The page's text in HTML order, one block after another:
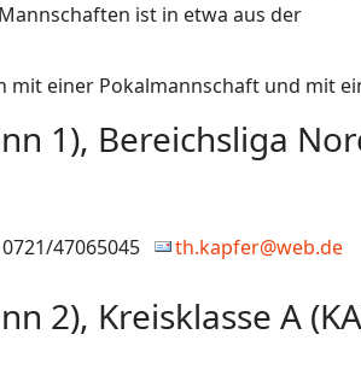
ist in etwa aus der
mit einer Pokalmannschaft und mit
1), Bereichsliga
0721/47065045 th.kapfer@web.de
2), Kreisklasse A